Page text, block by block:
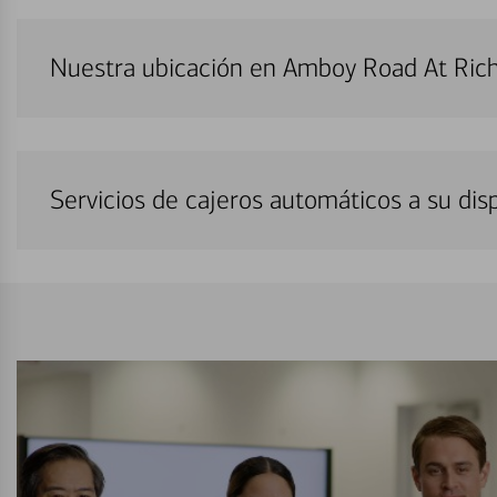
Nuestra ubicación en Amboy Road At
Servicios de cajeros automáticos a su